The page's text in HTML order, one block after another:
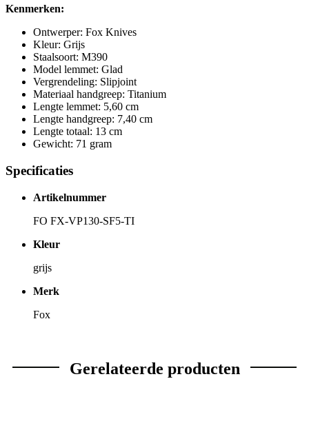
Kenmerken:
Ontwerper: Fox Knives
Kleur: Grijs
Staalsoort: M390
Model lemmet: Glad
Vergrendeling: Slipjoint
Materiaal handgreep: Titanium
Lengte lemmet: 5,60 cm
Lengte handgreep: 7,40 cm
Lengte totaal: 13 cm
Gewicht: 71 gram
Specificaties
Artikelnummer
FO FX-VP130-SF5-TI
Kleur
grijs
Merk
Fox
Gerelateerde producten